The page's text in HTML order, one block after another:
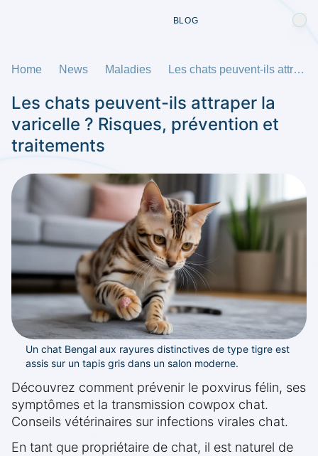
BLOG
Home News Maladies Les chats peuvent-ils attraper la varicelle ? Risques, prévention et traitements
Les chats peuvent-ils attraper la
varicelle ? Risques, prévention et
traitements
Un chat Bengal aux rayures distinctives de type tigre est
assis sur un tapis gris dans un salon moderne.
Découvrez comment prévenir le poxvirus félin, ses
symptômes et la transmission cowpox chat.
Conseils vétérinaires sur infections virales chat.
En tant que propriétaire de chat, il est naturel de